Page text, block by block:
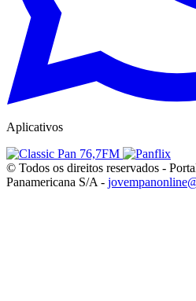
Aplicativos
© Todos os direitos reservados -
Panamericana S/A -